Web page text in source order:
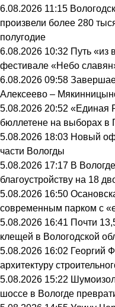
6.08.2026 11:15
произвели более 280
полугодие
6.08.2026 10:32 Путь «из
фестивале «Небо
6.08.2026 09:58
Алексеево –
5.08.2026 20:52 «Единая
бюллетене на выборах в
5.08.2026 18:03 Новый
части Вологды
5.08.2026 17:17 В
благоустройству на 18
5.08.2026 16:50
современным парком с
5.08.2026 16:41 Почти
клещей в Вологодской
5.08.2026 16:02 Георгий
архитектуру
5.08.2026 15:22
шоссе в Вологде